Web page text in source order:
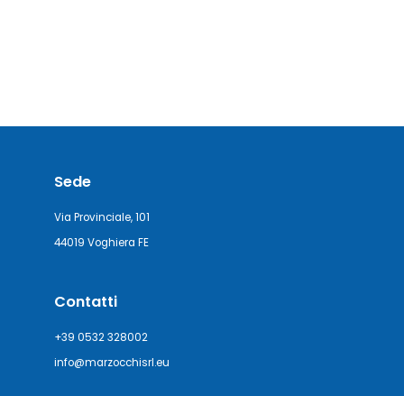
Sede
Via Provinciale, 101
44019 Voghiera FE
Contatti
+39 0532 328002
info@marzocchisrl.eu